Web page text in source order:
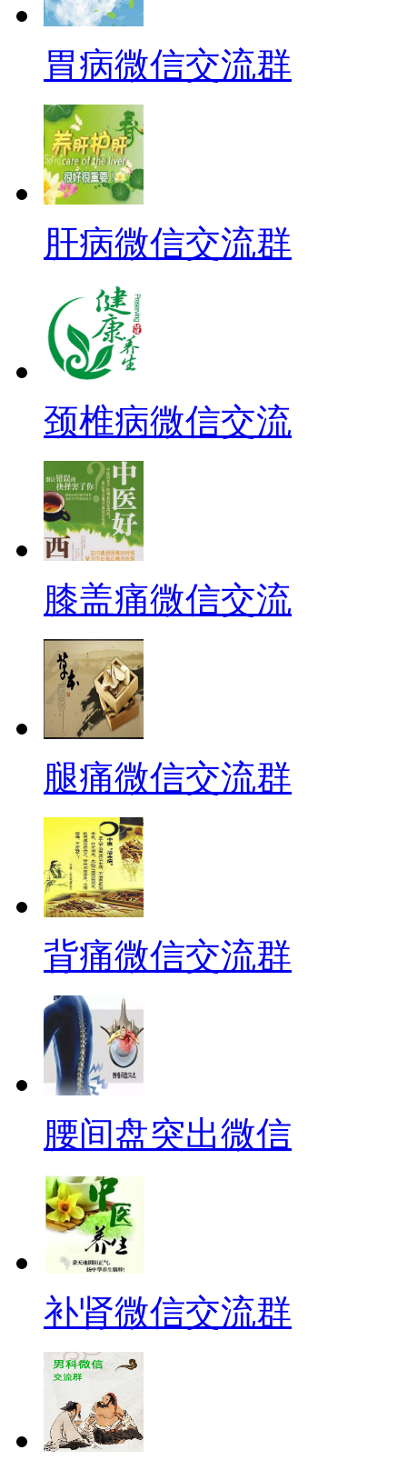
胃病微信交流群
肝病微信交流群
颈椎病微信交流
膝盖痛微信交流
腿痛微信交流群
背痛微信交流群
腰间盘突出微信
补肾微信交流群